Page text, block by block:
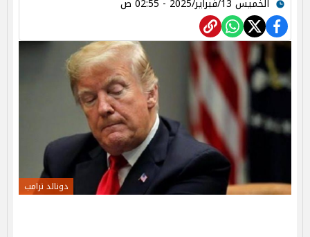
الخميس 13/فبراير/2025 - 02:55 ص
دونالد ترامب